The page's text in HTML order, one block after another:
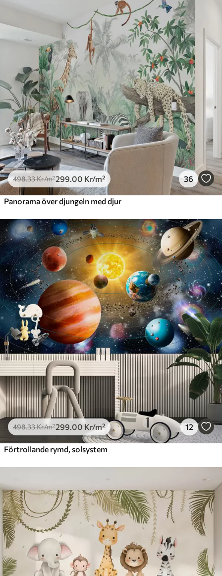
498.33Kr/m²299 .00 Kr/m² 36
Panorama över djungeln med djur
498.33Kr/m²299 .00 Kr/m² 12
Förtrollande rymd, solsystem